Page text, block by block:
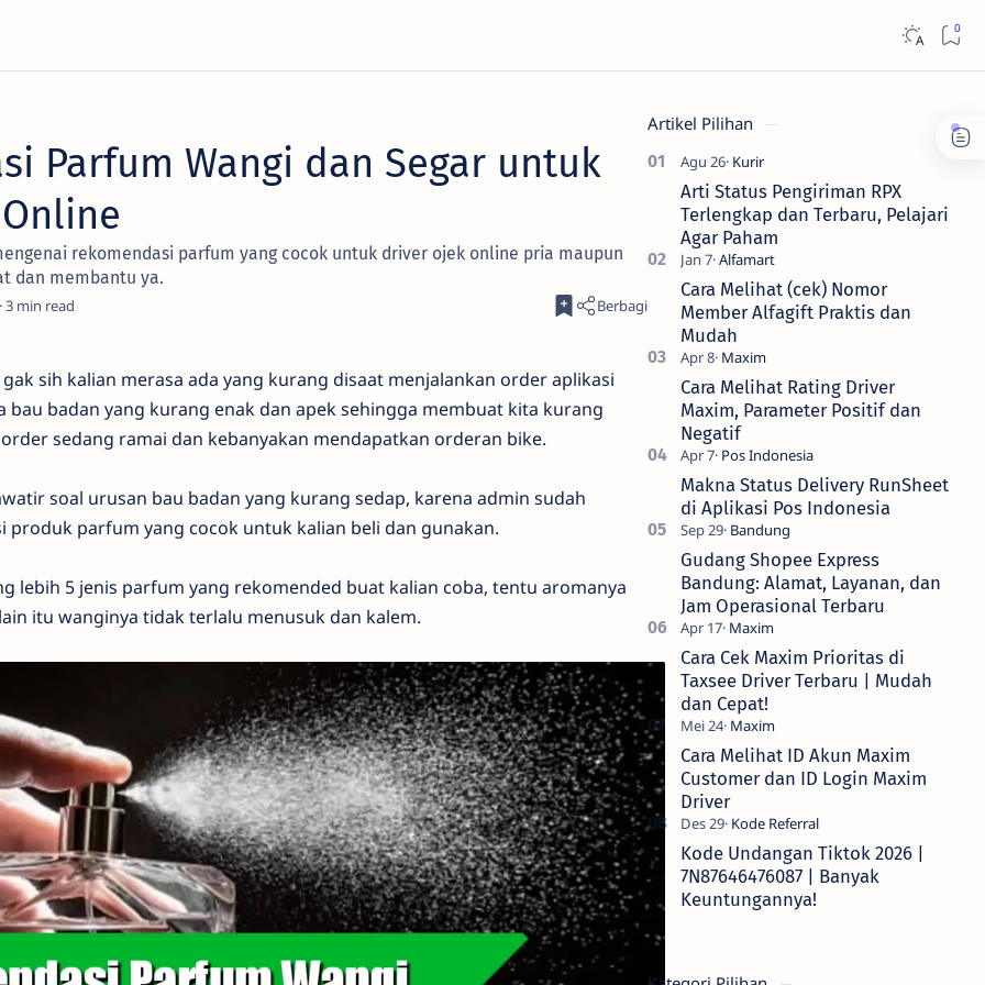
Parfum Wangi dan Segar untuk
rekomendasi parfum yang cocok untuk driver ojek online pria maupun
dan membantu ya.
3
sih kalian merasa ada yang kurang disaat menjalankan order aplikasi
bau badan yang kurang enak dan apek sehingga membuat kita kurang
sedang ramai dan kebanyakan mendapatkan orderan bike.
soal urusan bau badan yang kurang sedap, karena admin sudah
produk parfum yang cocok untuk kalian beli dan gunakan.
lebih 5 jenis parfum yang rekomended buat kalian coba, tentu aromanya
itu wanginya tidak terlalu menusuk dan kalem.
Artikel Pilihan
Arti Status Pengiriman RPX
Terlengkap dan Terbaru, Pelajari
Agar Paham
Cara Melihat (cek) Nomor
Member Alfagift Praktis dan
Mudah
Cara Melihat Rating Driver
Maxim, Parameter Positif dan
Negatif
Makna Status Delivery RunSheet
di Aplikasi Pos Indonesia
Gudang Shopee Express
Bandung: Alamat, Layanan, dan
Jam Operasional Terbaru
Cara Cek Maxim Prioritas di
Taxsee Driver Terbaru | Mudah
dan Cepat!
Cara Melihat ID Akun Maxim
Customer dan ID Login Maxim
Driver
Kode Undangan Tiktok 2026 |
7N87646476087 | Banyak
Keuntungannya!